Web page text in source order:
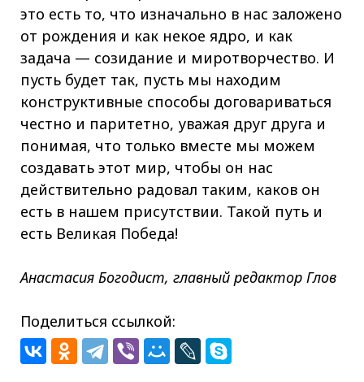
это есть то, что изначально в нас заложено
от рождения и как некое ядро, и как
задача — созидание и миротворчество. И
пусть будет так, пусть мы находим
конструктивные способы договариваться
честно и паритетно, уважая друг друга и
понимая, что только вместе мы можем
создавать этот мир, чтобы он нас
действительно радовал таким, каков он
есть в нашем присутствии. Такой путь и
есть Великая Победа!
Анастасия Богодист, главный редактор Глов
Поделиться ссылкой: